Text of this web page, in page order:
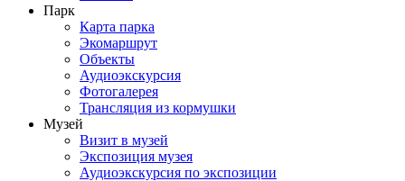
Парк
Карта парка
Экомаршрут
Объекты
Аудиоэкскурсия
Фотогалерея
Трансляция из кормушки
Музей
Визит в музей
Экспозиция музея
Аудиоэкскурсия по экспозиции